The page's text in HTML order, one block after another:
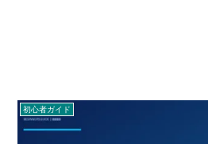
初心者ガイド